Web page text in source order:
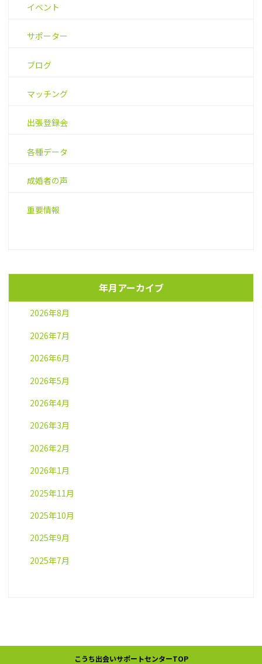
イベント
サポーター
ブログ
マッチング
出張登録会
各種データ
成婚者の声
重要情報
年月アーカイブ
2026年8月
2026年7月
2026年6月
2026年5月
2026年4月
2026年3月
2026年2月
2026年1月
2025年11月
2025年10月
2025年9月
2025年7月
こうち出会いサポートセンターTOP